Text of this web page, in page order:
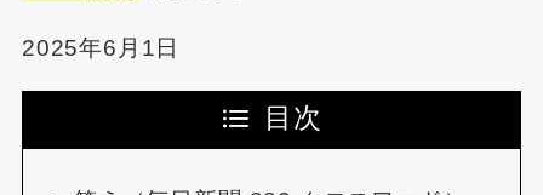
2025年6月1日
目次